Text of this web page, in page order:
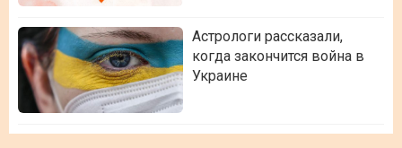
Астрологи рассказали,
когда закончится война в
Украине